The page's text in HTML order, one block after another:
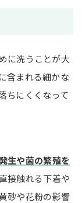
に洗うことが大
含まれる細かな
ちにくくなって
生や菌の繁殖を
接触れる下着や
砂や花粉の影響